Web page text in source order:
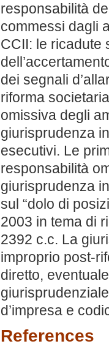
responsabilità
commessi dagli
CCII: le ricadute
dei segnali
riforma
omissiva degli
giurisprudenza
esecutivi. Le
responsabilità
giurisprudenza
sul “dolo di
2003 in tema di
2392 c.c. La
improprio post-
diretto,
d’impresa e
References